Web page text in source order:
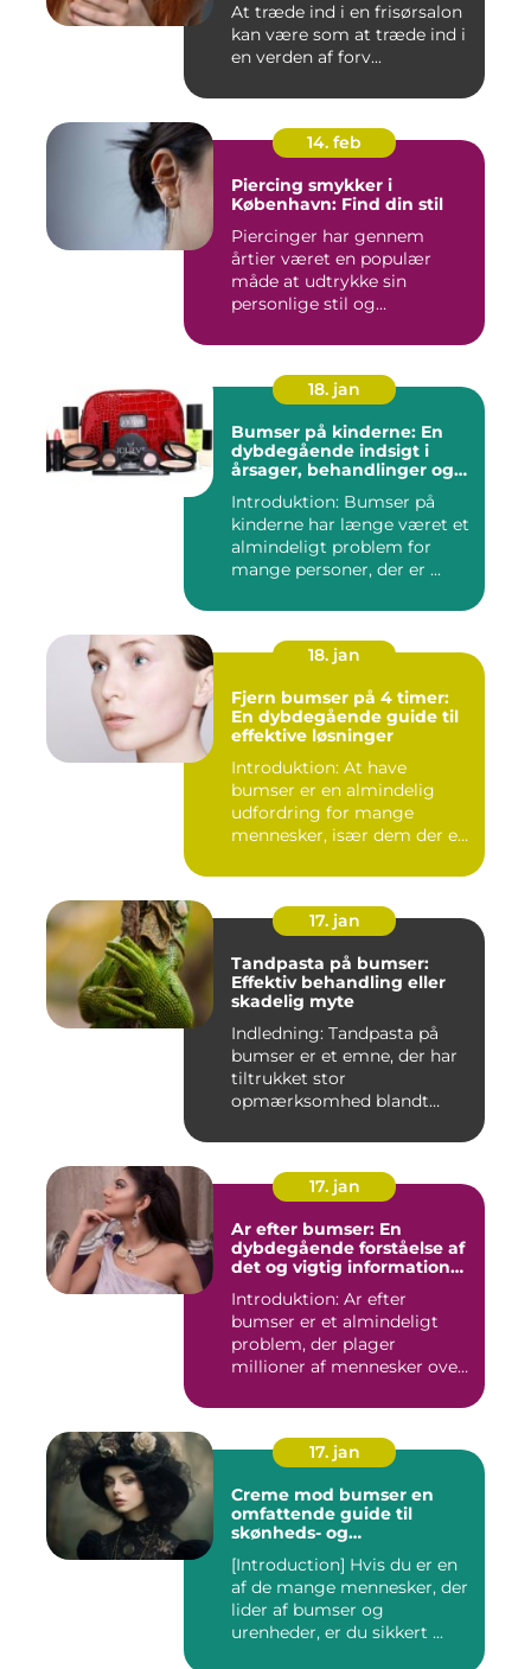
At træde ind i en frisørsalon
kan være som at træde ind i
en verden af forv...
14. feb
Piercing smykker i
København: Find din stil
Piercinger har gennem
årtier været en populær
måde at udtrykke sin
personlige stil og
18. jan
Bumser på kinderne: En
dybdegående indsigt i
årsager, behandlinger og
Introduktion: Bumser på
kinderne har længe været et
almindeligt problem for
mange personer, der er ...
18. jan
Fjern bumser på 4 timer:
En dybdegående guide til
effektive løsninger
Introduktion: At have
bumser er en almindelig
udfordring for mange
mennesker, især dem der er
17. jan
Tandpasta på bumser:
Effektiv behandling eller
skadelig myte
Indledning: Tandpasta på
bumser er et emne, der har
tiltrukket stor
opmærksomhed blandt
17. jan
Ar efter bumser: En
dybdegående forståelse af
det og vigtig information
Introduktion: Ar efter
bumser er et almindeligt
problem, der plager
millioner af mennesker over
17. jan
Creme mod bumser en
omfattende guide til
skønheds- og
[Introduction] Hvis du er en
af de mange mennesker, der
lider af bumser og
urenheder, er du sikkert ...